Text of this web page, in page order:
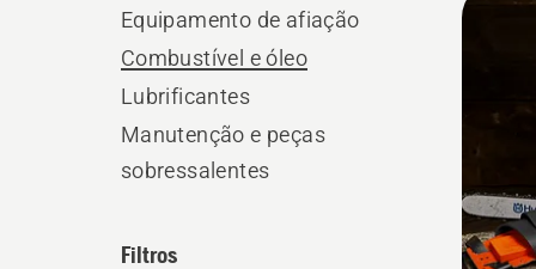
Equipamento de afiação
Combustível e óleo
Lubrificantes
Manutenção e peças
sobressalentes
Filtros